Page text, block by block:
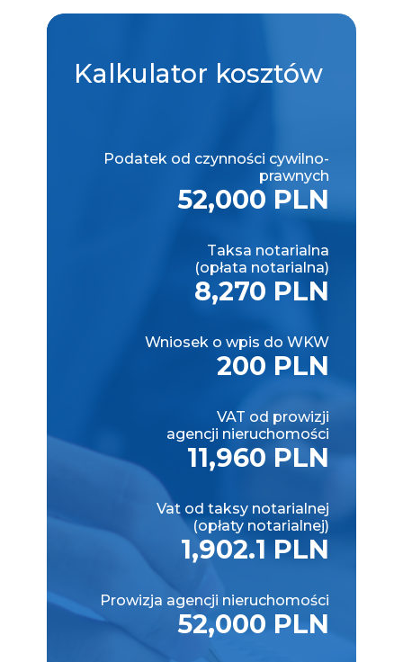
Kalkulator kosztów
Podatek od czynności cywilno-
prawnych
52,000 PLN
Taksa notarialna
(opłata notarialna)
8,270 PLN
Wniosek o wpis do WKW
200 PLN
VAT od prowizji
agencji nieruchomości
11,960 PLN
Vat od taksy notarialnej
(opłaty notarialnej)
1,902.1 PLN
Prowizja agencji nieruchomości
52,000 PLN